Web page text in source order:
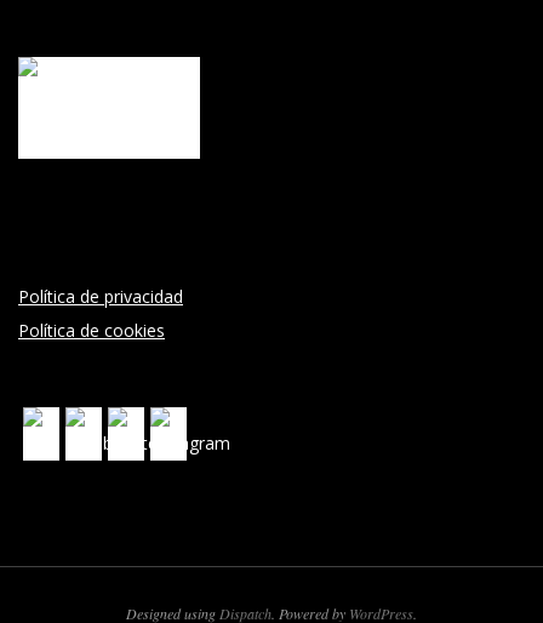
Política de privacidad
Política de cookies
Designed using Dispatch . Powered by WordPress